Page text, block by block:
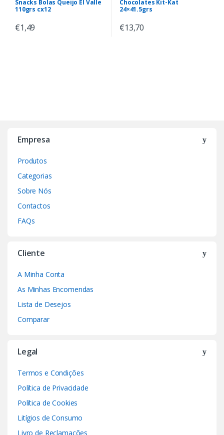
Snacks Bolas Queijo El Valle
110grs cx12
€1,49
Chocolates Kit-Kat
24×41.5grs
€13,70
Empresa
Produtos
Categorias
Sobre Nós
Contactos
FAQs
Cliente
A Minha Conta
As Minhas Encomendas
Lista de Desejos
Comparar
Legal
Termos e Condições
Política de Privacidade
Política de Cookies
Litígios de Consumo
Livro de Reclamações